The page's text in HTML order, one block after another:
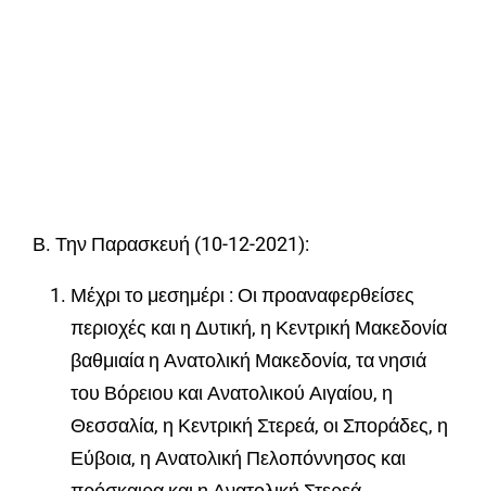
Β. Την Παρασκευή (10-12-2021):
Μέχρι το μεσημέρι : Οι προαναφερθείσες
περιοχές και η Δυτική, η Κεντρική Μακεδονία
βαθμιαία η Ανατολική Μακεδονία, τα νησιά
του Βόρειου και Ανατολικού Αιγαίου, η
Θεσσαλία, η Κεντρική Στερεά, οι Σποράδες, η
Εύβοια, η Ανατολική Πελοπόννησος και